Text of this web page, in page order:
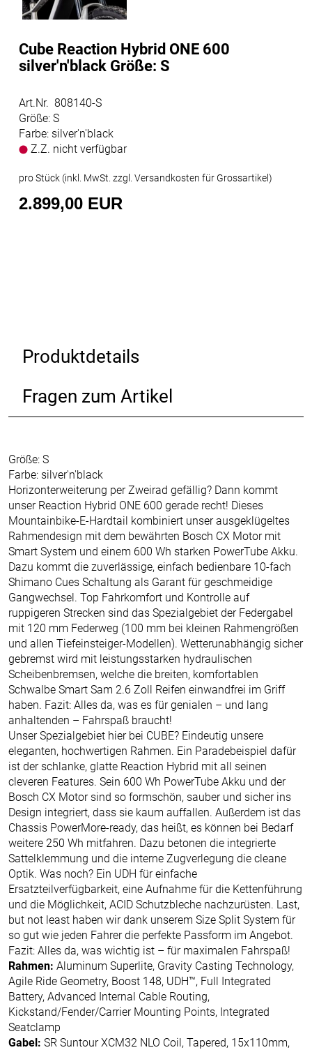
Cube Reaction Hybrid ONE 600
silver'n'black Größe: S
Art.Nr. 808140-S
Größe: S
Farbe: silver'n'black
Z.Z. nicht verfügbar
pro Stück (inkl. MwSt. zzgl. Versandkosten für Grossartikel)
2.899,00 EUR
Produktdetails
Fragen zum Artikel
Größe: S
Farbe: silver'n'black
Horizonterweiterung per Zweirad gefällig? Dann kommt
unser Reaction Hybrid ONE 600 gerade recht! Dieses
Mountainbike-E-Hardtail kombiniert unser ausgeklügeltes
Rahmendesign mit dem bewährten Bosch CX Motor mit
Smart System und einem 600 Wh starken PowerTube Akku.
Dazu kommt die zuverlässige, einfach bedienbare 10-fach
Shimano Cues Schaltung als Garant für geschmeidige
Gangwechsel. Top Fahrkomfort und Kontrolle auf
ruppigeren Strecken sind das Spezialgebiet der Federgabel
mit 120 mm Federweg (100 mm bei kleinen Rahmengrößen
und allen Tiefeinsteiger-Modellen). Wetterunabhängig sicher
gebremst wird mit leistungsstarken hydraulischen
Scheibenbremsen, welche die breiten, komfortablen
Schwalbe Smart Sam 2.6 Zoll Reifen einwandfrei im Griff
haben. Fazit: Alles da, was es für genialen – und lang
anhaltenden – Fahrspaß braucht!
Unser Spezialgebiet hier bei CUBE? Eindeutig unsere
eleganten, hochwertigen Rahmen. Ein Paradebeispiel dafür
ist der schlanke, glatte Reaction Hybrid mit all seinen
cleveren Features. Sein 600 Wh PowerTube Akku und der
Bosch CX Motor sind so formschön, sauber und sicher ins
Design integriert, dass sie kaum auffallen. Außerdem ist das
Chassis PowerMore-ready, das heißt, es können bei Bedarf
weitere 250 Wh mitfahren. Dazu betonen die integrierte
Sattelklemmung und die interne Zugverlegung die cleane
Optik. Was noch? Ein UDH für einfache
Ersatzteilverfügbarkeit, eine Aufnahme für die Kettenführung
und die Möglichkeit, ACID Schutzbleche nachzurüsten. Last,
but not least haben wir dank unserem Size Split System für
so gut wie jeden Fahrer die perfekte Passform im Angebot.
Fazit: Alles da, was wichtig ist – für maximalen Fahrspaß!
Rahmen: Aluminum Superlite, Gravity Casting Technology,
Agile Ride Geometry, Boost 148, UDH™, Full Integrated
Battery, Advanced Internal Cable Routing,
Kickstand/Fender/Carrier Mounting Points, Integrated
Seatclamp
Gabel: SR Suntour XCM32 NLO Coil, Tapered, 15x110mm,